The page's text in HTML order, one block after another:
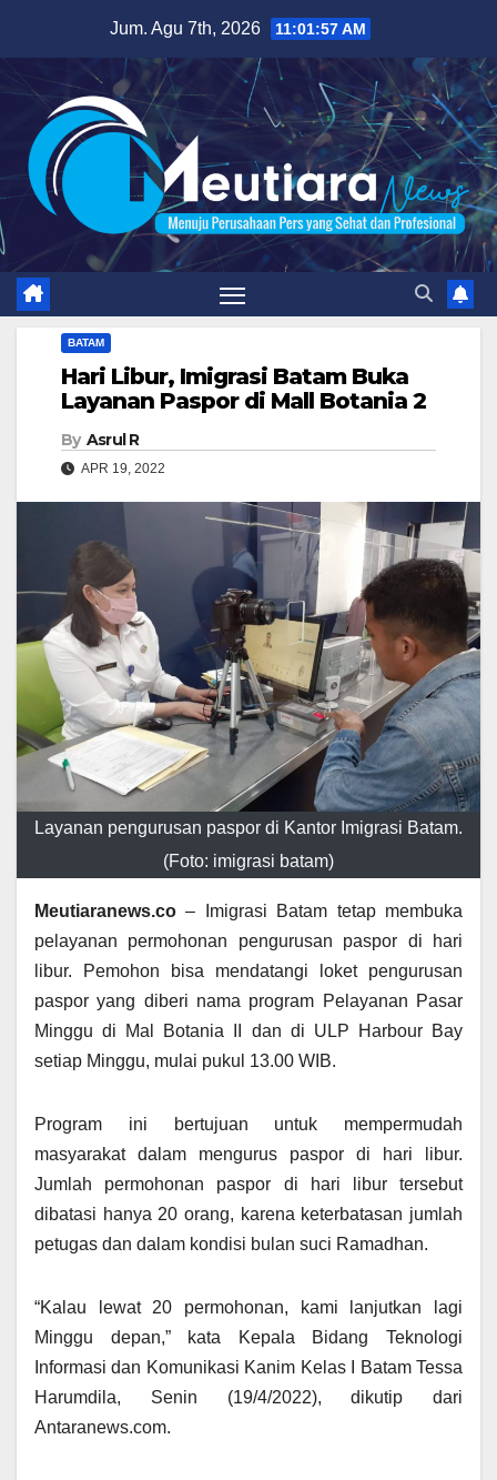
content
Jum. Agu 7th, 2026 11:01:59 AM
BATAM
Hari Libur, Imigrasi Batam Buka
Layanan Paspor di Mall Botania 2
By Asrul R
APR 19, 2022
Layanan pengurusan paspor di Kantor Imigrasi Batam.
(Foto: imigrasi batam)
Meutiaranews.co – Imigrasi Batam tetap membuka
pelayanan permohonan pengurusan paspor di hari
libur. Pemohon bisa mendatangi loket pengurusan
paspor yang diberi nama program Pelayanan Pasar
Minggu di Mal Botania II dan di ULP Harbour Bay
setiap Minggu, mulai pukul 13.00 WIB.
Program ini bertujuan untuk mempermudah
masyarakat dalam mengurus paspor di hari libur.
Jumlah permohonan paspor di hari libur tersebut
dibatasi hanya 20 orang, karena keterbatasan jumlah
petugas dan dalam kondisi bulan suci Ramadhan.
“Kalau lewat 20 permohonan, kami lanjutkan lagi
Minggu depan,” kata Kepala Bidang Teknologi
Informasi dan Komunikasi Kanim Kelas I Batam Tessa
Harumdila, Senin (19/4/2022), dikutip dari
Antaranews.com.